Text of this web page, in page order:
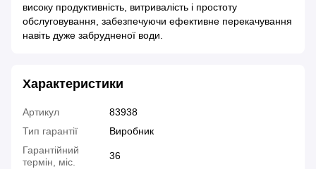
високу продуктивність, витривалість і простоту
обслуговування, забезпечуючи ефективне перекачування
навіть дуже забрудненої води.
Характеристики
Артикул
83938
Тип гарантії
Виробник
Гарантійний
термін, міс.
36